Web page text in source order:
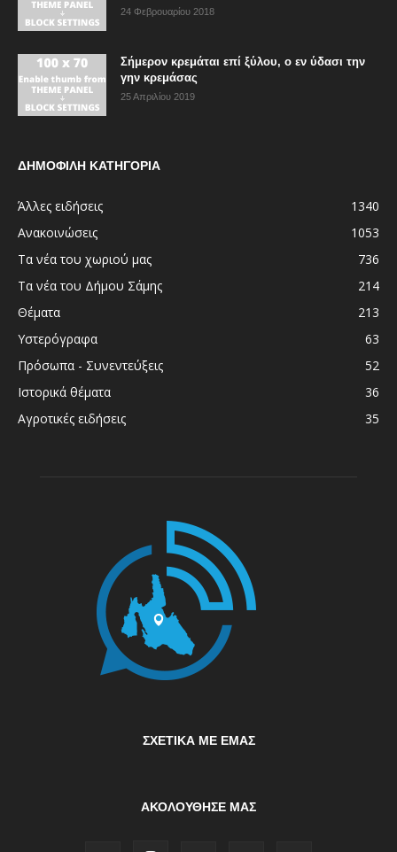
24 Φεβρουαρίου 2018
Σήμερον κρεμάται επί ξύλου, ο εν ύδασι την
γην κρεμάσας
25 Απριλίου 2019
ΔΗΜΟΦΙΛΗ ΚΑΤΗΓΟΡΙΑ
Άλλες ειδήσεις
1340
Ανακοινώσεις
1053
Τα νέα του χωριού μας
736
Τα νέα του Δήμου Σάμης
214
Θέματα
213
Υστερόγραφα
63
Πρόσωπα - Συνεντεύξεις
52
Ιστορικά θέματα
36
Αγροτικές ειδήσεις
35
ΣΧΕΤΙΚΆ ΜΕ ΕΜΆΣ
ΑΚΟΛΟΥΘΗΣΕ ΜΑΣ